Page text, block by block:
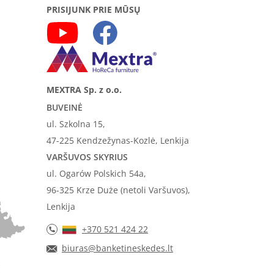
PRISIJUNK PRIE MŪSŲ
MEXTRA Sp. z o.o.
BUVEINĖ
ul. Szkolna 15,
47-225 Kendzežynas-Kozlė, Lenkija
VARŠUVOS SKYRIUS
ul. Ogarów Polskich 54a,
96-325 Krze Duże (netoli Varšuvos),
Lenkija
+370 521 424 22
biuras@banketineskedes.lt